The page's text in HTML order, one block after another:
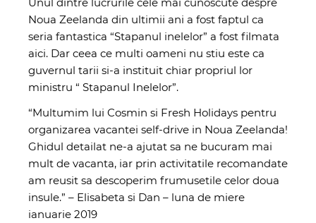
Noua Zeelanda din ultimii ani a fost faptul ca
seria fantastica “Stapanul inelelor” a fost filmata
aici. Dar ceea ce multi oameni nu stiu este ca
guvernul tarii si-a instituit chiar propriul lor
ministru “ Stapanul Inelelor”.
“Multumim lui Cosmin si Fresh Holidays pentru
organizarea vacantei self-drive in Noua Zeelanda!
Ghidul detailat ne-a ajutat sa ne bucuram mai
mult de vacanta, iar prin activitatile recomandate
am reusit sa descoperim frumusetile celor doua
insule.” – Elisabeta si Dan – luna de miere
ianuarie 2019